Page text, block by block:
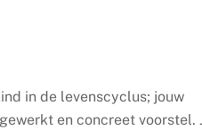
in de levenscyclus; jouw
en concreet voorstel.